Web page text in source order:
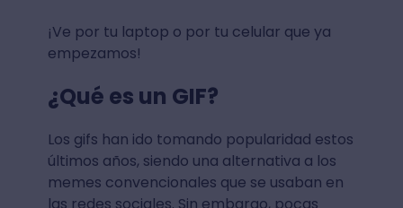
¡Ve por tu laptop o por tu celular que ya
empezamos!
¿Qué es un GIF?
Los gifs han ido tomando popularidad estos
últimos años, siendo una alternativa a los
memes convencionales que se usaban en
las redes sociales. Sin embargo, pocas